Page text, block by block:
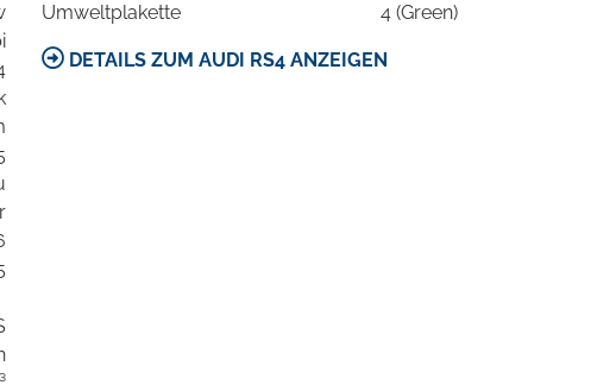
Umweltplakette
4 (Green)
DETAILS ZUM AUDI RS4 ANZEIGEN